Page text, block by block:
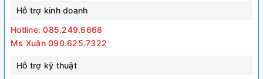
Hỗ trợ kinh doanh
Hotline: 085.249.6668
Ms Xuân 090.625.7322
Hỗ trợ kỹ thuật